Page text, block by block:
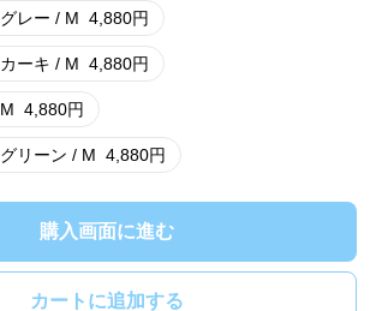
グレー / M 4,880円
カーキ / M 4,880円
M 4,880円
グリーン / M 4,880円
購入画面に進む
カートに追加する